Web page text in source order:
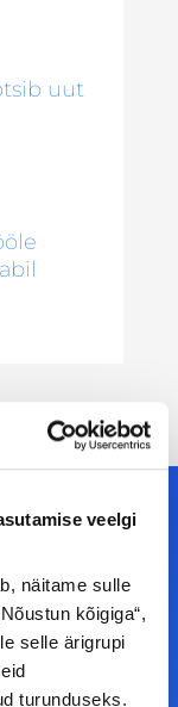
veelgi
näitame sulle
kõigiga“,
selle ärigrupi
turunduseks.
uut
et olla
sul on
või soovid